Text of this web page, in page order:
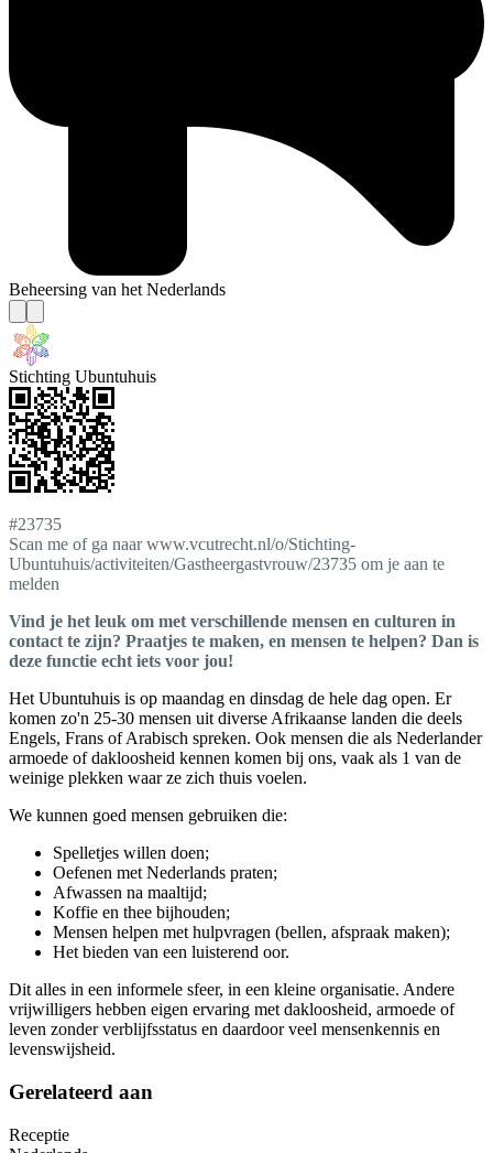
Beheersing van het Nederlands
Stichting Ubuntuhuis
#23735
Scan me of ga naar www.vcutrecht.nl/o/Stichting-
Ubuntuhuis/activiteiten/Gastheergastvrouw/23735 om je aan te
melden
Vind je het leuk om met verschillende mensen en culturen in
contact te zijn? Praatjes te maken, en mensen te helpen? Dan is
deze functie echt iets voor jou!
Het Ubuntuhuis is op maandag en dinsdag de hele dag open. Er
komen zo'n 25-30 mensen uit diverse Afrikaanse landen die deels
Engels, Frans of Arabisch spreken. Ook mensen die als Nederlander
armoede of dakloosheid kennen komen bij ons, vaak als 1 van de
weinige plekken waar ze zich thuis voelen.
We kunnen goed mensen gebruiken die:
Spelletjes willen doen;
Oefenen met Nederlands praten;
Afwassen na maaltijd;
Koffie en thee bijhouden;
Mensen helpen met hulpvragen (bellen, afspraak maken);
Het bieden van een luisterend oor.
Dit alles in een informele sfeer, in een kleine organisatie. Andere
vrijwilligers hebben eigen ervaring met dakloosheid, armoede of
leven zonder verblijfsstatus en daardoor veel mensenkennis en
levenswijsheid.
Gerelateerd aan
Receptie